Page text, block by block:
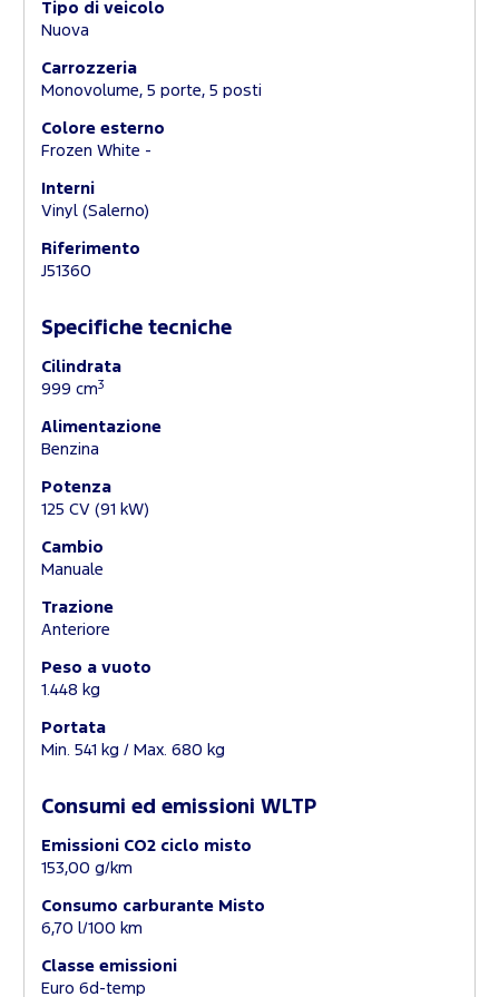
Tipo di veicolo
Nuova
Carrozzeria
Monovolume, 5 porte, 5 posti
Colore esterno
Frozen White -
Interni
Vinyl (Salerno)
Riferimento
J51360
Specifiche tecniche
Cilindrata
999 cm3
Alimentazione
Benzina
Potenza
125 CV (91 kW)
Cambio
Manuale
Trazione
Anteriore
Peso a vuoto
1.448 kg
Portata
Min. 541 kg / Max. 680 kg
Consumi ed emissioni WLTP
Emissioni CO2 ciclo misto
153,00 g/km
Consumo carburante Misto
6,70 l/100 km
Classe emissioni
Euro 6d-temp